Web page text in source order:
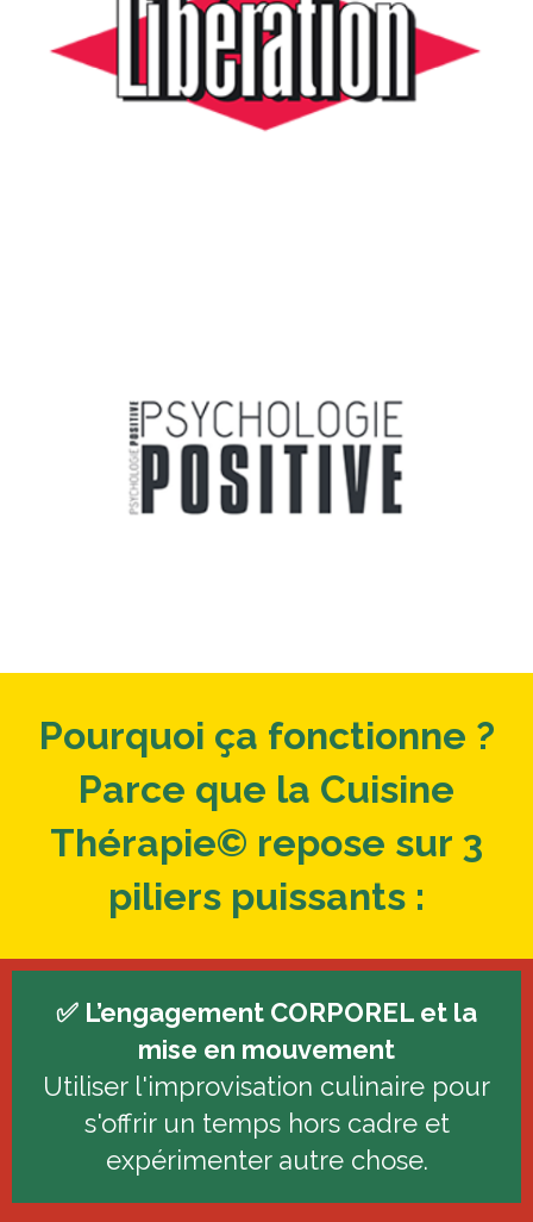
Pourquoi ça fonctionne ?
Parce que la Cuisine
Thérapie© repose sur 3
piliers puissants :
✅ L’engagement CORPOREL et la
mise en mouvement
Utiliser l'improvisation culinaire pour
s'offrir un temps hors cadre et
expérimenter autre chose.